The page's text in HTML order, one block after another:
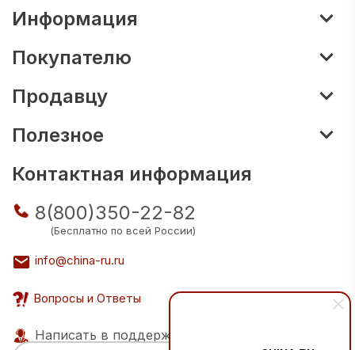
Информация
Покупателю
Продавцу
Полезное
Контактная информация
8(800)350-22-82
(Бесплатно по всей России)
info@china-ru.ru
Вопросы и Ответы
Написать в поддержку